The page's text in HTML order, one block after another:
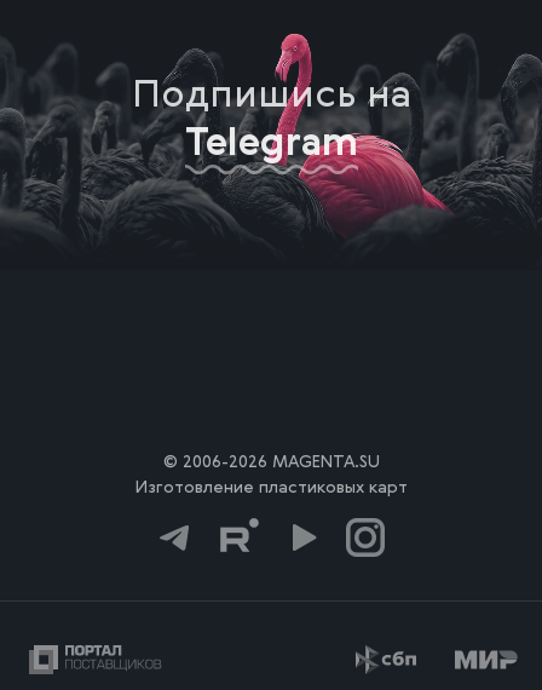
Подпишись на
Telegram
© 2006-2026 MAGENTA.SU
Изготовление пластиковых карт